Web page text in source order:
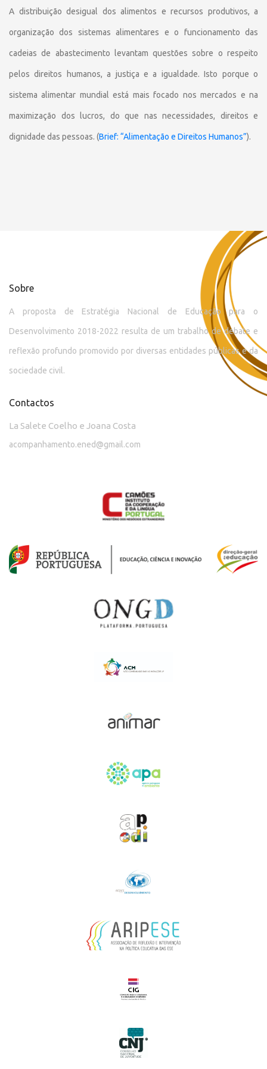
A distribuição desigual dos alimentos e recursos produtivos, a
organização dos sistemas alimentares e o funcionamento das
cadeias de abastecimento levantam questões sobre o respeito
pelos direitos humanos, a justiça e a igualdade. Isto porque o
sistema alimentar mundial está mais focado nos mercados e na
maximização dos lucros, do que nas necessidades, direitos e
dignidade das pessoas. (Brief: “Alimentação e Direitos Humanos”).
Sobre
A proposta de Estratégia Nacional de Educação para o
Desenvolvimento 2018-2022 resulta de um trabalho de debate e
reflexão profundo promovido por diversas entidades públicas e da
sociedade civil.
Contactos
La Salete Coelho e Joana Costa
acompanhamento.ened@gmail.com